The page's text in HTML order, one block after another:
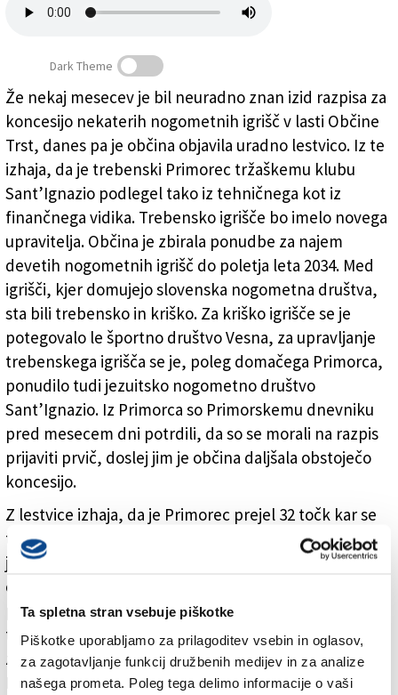
Ta spletna stran vsebuje piškotke
Piškotke uporabljamo za prilagoditev vsebin in oglasov,
za zagotavljanje funkcij družbenih medijev in za analize
našega prometa. Poleg tega delimo informacije o vaši
Nogometno igrišče v Trebčah, z njim bo upravljal klub
Sant’Ignazio
Fotodamj@n )
Dark Theme
Že nekaj mesecev je bil neuradno znan izid razpisa za
koncesijo nekaterih nogometnih igrišč v lasti Občine
Trst, danes pa je občina objavila uradno lestvico. Iz te
izhaja, da je trebenski Primorec tržaškemu klubu
Sant’Ignazio podlegel tako iz tehničnega kot iz
finančnega vidika. Trebensko igrišče bo imelo novega
upravitelja. Občina je zbirala ponudbe za najem
devetih nogometnih igrišč do poletja leta 2034. Med
igrišči, kjer domujejo slovenska nogometna društva,
sta bili trebensko in kriško. Za kriško igrišče se je
potegovalo le športno društvo Vesna, za upravljanje
trebenskega igrišča se je, poleg domačega Primorca,
ponudilo tudi jezuitsko nogometno društvo
Sant’Ignazio. Iz Primorca so Primorskemu dnevniku
pred mesecem dni potrdili, da so se morali na razpis
prijaviti prvič, doslej jim je občina daljšala obstoječo
koncesijo.
Z lestvice izhaja, da je Primorec prejel 32 točk kar se
tiče vsebinske ponudbe, odbor trebenskega društva
je ponudil najemnino deset odstotkov nad izklicno
ceno. Sant’Ignazio pa je bil bolj prepričljiv na obeh
področjih. Tehnično ponudbo so na občini ocenili s 50
točkami, tržaško nogometno društvo pa je ponudilo
za 81 odstotkov višjo najemnino od izklicne cene.
Projekt kriške Vesne so tehniki ocenili s 34 točkami,